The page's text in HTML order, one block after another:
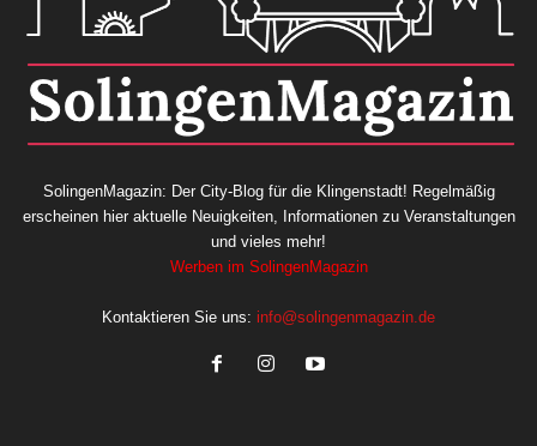
SolingenMagazin: Der City-Blog für die Klingenstadt! Regelmäßig
erscheinen hier aktuelle Neuigkeiten, Informationen zu Veranstaltungen
und vieles mehr!
Werben im SolingenMagazin
Kontaktieren Sie uns: info@solingenmagazin.de